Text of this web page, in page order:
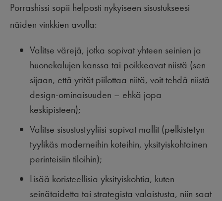
Porrashissi sopii helposti nykyiseen sisustukseesi
näiden vinkkien avulla:
Valitse värejä, jotka sopivat yhteen seinien ja
huonekalujen kanssa tai poikkeavat niistä (sen
sijaan, että yrität piilottaa niitä, voit tehdä niistä
design-ominaisuuden – ehkä jopa
keskipisteen);
Valitse sisustustyyliisi sopivat mallit (pelkistetyn
tyylikäs moderneihin koteihin, yksityiskohtainen
perinteisiin tiloihin);
Lisää koristeellisia yksityiskohtia, kuten
seinätaidetta tai strategista valaistusta, niin saat